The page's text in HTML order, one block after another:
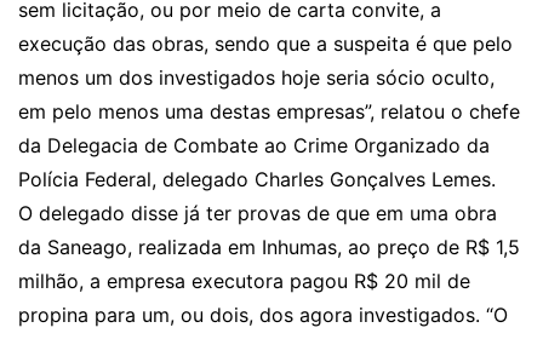
sem licitação, ou por meio de carta convite, a
execução das obras, sendo que a suspeita é que pelo
menos um dos investigados hoje seria sócio oculto,
em pelo menos uma destas empresas”, relatou o chefe
da Delegacia de Combate ao Crime Organizado da
Polícia Federal, delegado Charles Gonçalves Lemes.
O delegado disse já ter provas de que em uma obra
da Saneago, realizada em Inhumas, ao preço de R$ 1,5
milhão, a empresa executora pagou R$ 20 mil de
propina para um, ou dois, dos agora investigados. “O